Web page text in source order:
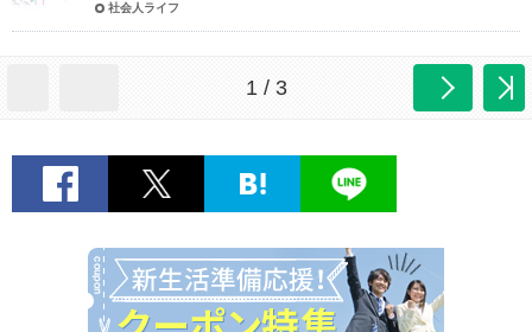
社会人ライフ
1 / 3